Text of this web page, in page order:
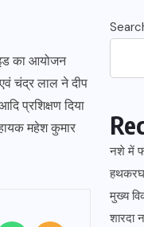
का आयोजन
चंद्र लाल ने दीप
प्रशिक्षण दिया
महेश कुमार
नशे में
मुख्य
शारदा